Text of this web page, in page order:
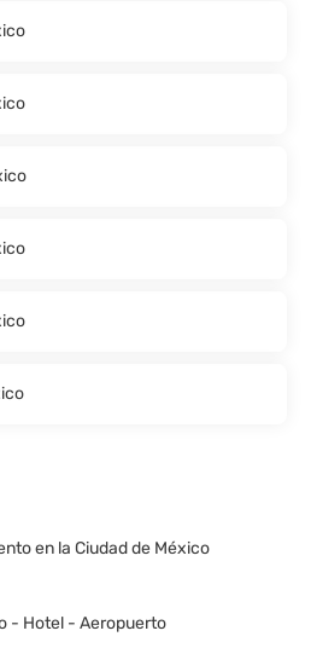
en la Ciudad de México
- Hotel - Aeropuerto